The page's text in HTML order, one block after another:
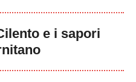
e i sapori